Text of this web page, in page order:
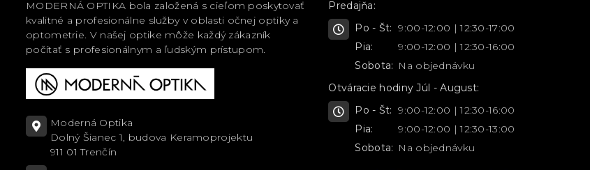
MODERNÁ OPTIKA bola založená s cieľom poskytovať
kvalitné a profesionálne služby v oblasti očnej optiky a
optometrie. V našej optike môže každý zákazník
počítať s profesionálnym a ľudským prístupom.
Moderná Optika
Dolný Šianec 1, budova Keramoprojektu
911 01 Trenčín
Predajňa:
Po - Št: 9:00-12:00 | 12:30-17:00
Pia:
9:00-12:00 | 12:30-16:00
Sobota: Na objednávku
Otváracie hodiny Júl - August:
Po - Št: 9:00-12:00 | 12:30-16:00
Pia:
9:00-12:00 | 12:30-13:00
Sobota: Na objednávku